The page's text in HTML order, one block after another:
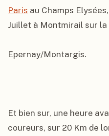
Paris au Champs
Juillet à Montmirail sur la
Epernay/Montargis.
Et bien sur, une heure
coureurs, sur 20 Km de